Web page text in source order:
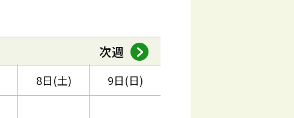
次週
8日(土) 9日(日)